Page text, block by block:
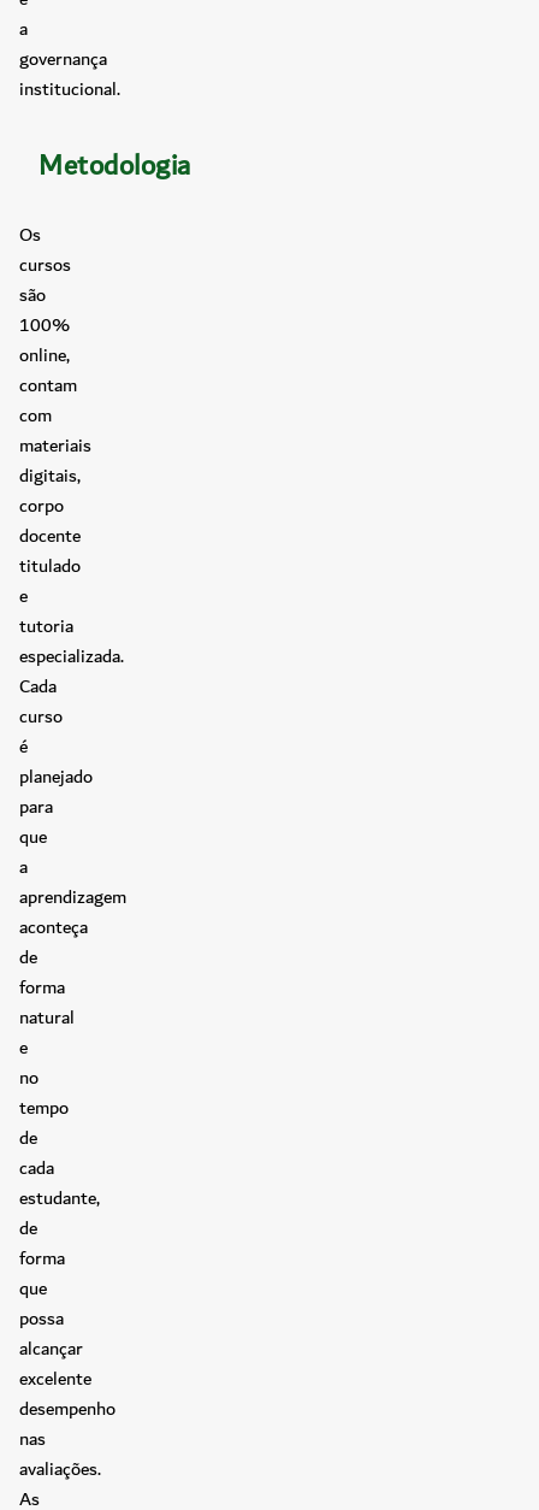
a
governança
institucional.
Metodologia
Os
cursos
são
100%
online,
contam
com
materiais
digitais,
corpo
docente
titulado
e
tutoria
especializada.
Cada
curso
é
planejado
para
que
a
aprendizagem
aconteça
de
forma
natural
e
no
tempo
de
cada
estudante,
de
forma
que
possa
alcançar
excelente
desempenho
nas
avaliações.
As